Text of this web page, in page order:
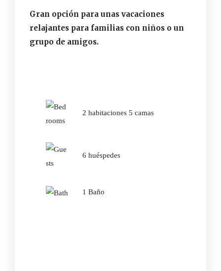
Gran opción para unas vacaciones
relajantes para familias con niños o un
grupo de amigos.
2 habitaciones 5 camas
6 huéspedes
1 Baño